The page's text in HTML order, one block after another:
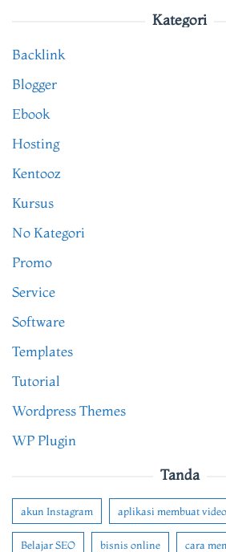
Kategori
Backlink
Blogger
Ebook
Hosting
Kentooz
Kursus
No Kategori
Promo
Service
Software
Templates
Tutorial
Wordpress Themes
WP Plugin
Tanda
akun Instagram aplikasi membuat
Belajar SEO bisnis online cara